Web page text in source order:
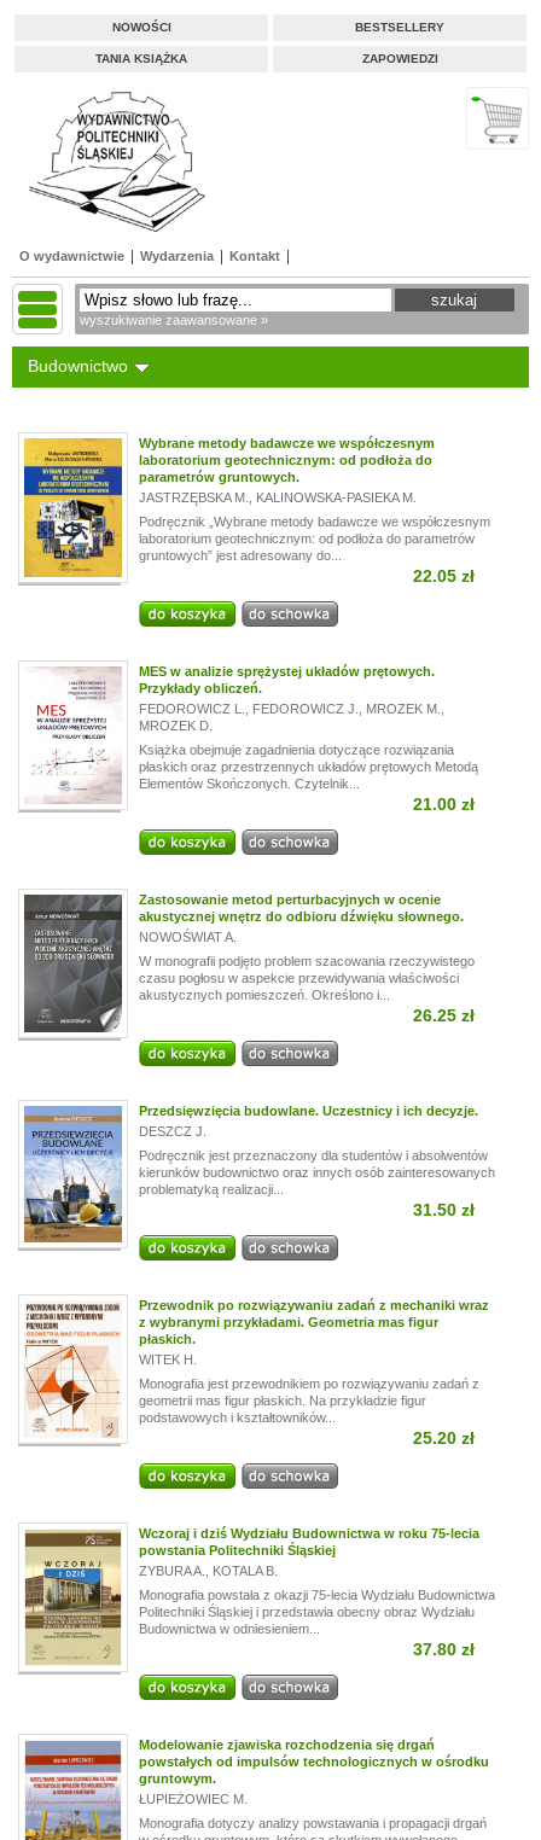
NOWOŚCI BESTSELLERY
TANIA KSIĄŻKA ZAPOWIEDZI
O wydawnictwie Wydarzenia Kontakt
wyszukiwanie zaawansowane »
Budownictwo
Wybrane metody badawcze we współczesnym
laboratorium geotechnicznym: od podłoża do
parametrów gruntowych.
JASTRZĘBSKA M.
KALINOWSKA-PASIEKA M.
Podręcznik „Wybrane metody badawcze we współczesnym
laboratorium geotechnicznym: od podłoża do parametrów
gruntowych” jest adresowany do...
22.05 zł
MES w analizie sprężystej układów prętowych.
Przykłady obliczeń.
FEDOROWICZ L.
FEDOROWICZ J. MROZEK M.
MROZEK D.
Książka obejmuje zagadnienia dotyczące rozwiązania
płaskich oraz przestrzennych układów prętowych Metodą
Elementów Skończonych. Czytelnik...
21.00 zł
Zastosowanie metod perturbacyjnych w ocenie
akustycznej wnętrz do odbioru dźwięku słownego.
NOWOŚWIAT A.
W monografii podjęto problem szacowania rzeczywistego
czasu pogłosu w aspekcie przewidywania właściwości
akustycznych pomieszczeń. Określono i...
26.25 zł
Przedsięwzięcia budowlane. Uczestnicy i ich decyzje.
DESZCZ J.
Podręcznik jest przeznaczony dla studentów i absolwentów
kierunków budownictwo oraz innych osób zainteresowanych
problematyką realizacji...
31.50 zł
Przewodnik po rozwiązywaniu zadań z mechaniki wraz
z wybranymi przykładami. Geometria mas figur
płaskich.
WITEK H.
Monografia jest przewodnikiem po rozwiązywaniu zadań z
geometrii mas figur płaskich. Na przykładzie figur
podstawowych i kształtowników...
25.20 zł
Wczoraj i dziś Wydziału Budownictwa w roku 75-lecia
powstania Politechniki Śląskiej
ZYBURA A.
KOTALA B.
Monografia powstała z okazji 75-lecia Wydziału Budownictwa
Politechniki Śląskiej i przedstawia obecny obraz Wydziału
Budownictwa w odniesieniem...
37.80 zł
Modelowanie zjawiska rozchodzenia się drgań
powstałych od impulsów technologicznych w ośrodku
gruntowym.
ŁUPIEŻOWIEC M.
Monografia dotyczy analizy powstawania i propagacji drgań